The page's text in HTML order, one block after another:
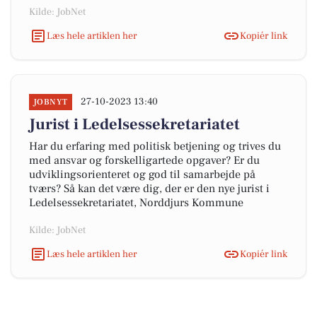
Kilde: JobNet
Læs hele artiklen her
Kopiér link
JOBNYT 27-10-2023 13:40
Jurist i Ledelsessekretariatet
Har du erfaring med politisk betjening og trives du
med ansvar og forskelligartede opgaver? Er du
udviklingsorienteret og god til samarbejde på
tværs? Så kan det være dig, der er den nye jurist i
Ledelsessekretariatet, Norddjurs Kommune
Kilde: JobNet
Læs hele artiklen her
Kopiér link